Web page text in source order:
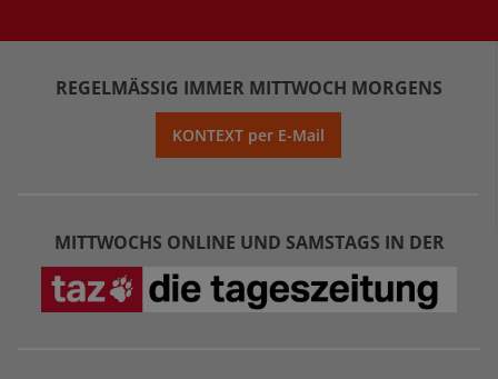
REGELMÄSSIG IMMER MITTWOCH MORGENS
KONTEXT per E-Mail
MITTWOCHS ONLINE UND SAMSTAGS IN DER